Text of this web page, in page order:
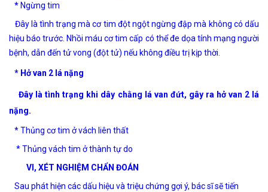
* Ngừng tim
Đây là tình trạng mà cơ tim đột ngột ngừng đập mà không có dấu
hiệu báo trước. Nhồi máu cơ tim cấp có thể đe dọa tính mạng người
bệnh, dẫn đến tử vong (đột tử) nếu không điều trị kịp thời.
* Hở van 2 lá nặng
Đây là tình trạng khi dây chằng lá van đứt, gây ra hở van 2 lá
nặng.
* Thủng cơ tim ở vách liên thất
* Thủng vách tim ở thành tự do
VI, XÉT NGHIỆM CHẨN ĐOÁN
Sau phát hiện các dấu hiệu và triệu chứng gợi ý, bác sĩ sẽ tiến